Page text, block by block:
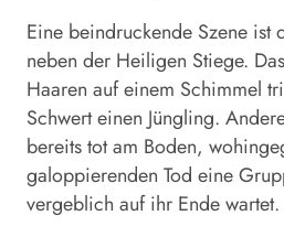
Eine beindruckende Szene ist
neben der Heiligen Stiege.
Haaren auf einem Schimmel
Schwert einen Jüngling.
bereits tot am Boden,
galoppierenden Tod eine
vergeblich auf ihr Ende wartet.